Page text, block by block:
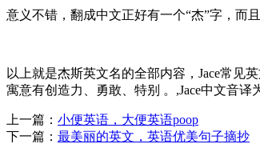
意义不错，翻成中文正好有一个“杰”字，而
以上就是杰斯英文名的全部内容，Jace常见
寓意有创造力、勇敢、特别 。,Jace中文音译
上一篇： 小便英语，大便英语poop
下一篇： 最美丽的英文，英语优美句子摘抄